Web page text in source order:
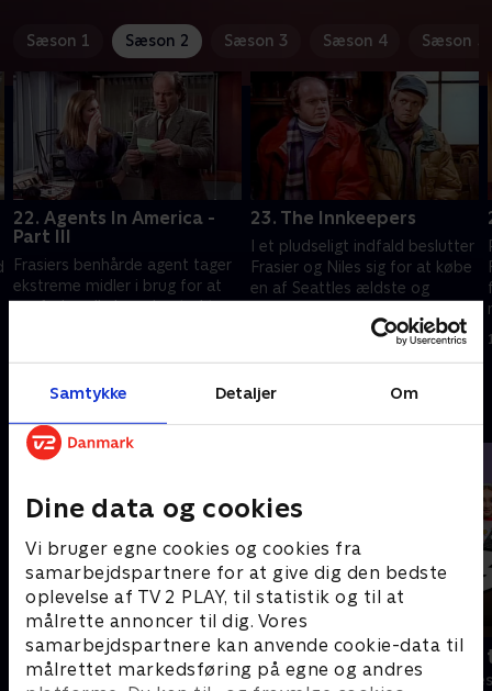
Samtykke Detaljer Om
Dine data og cookies
Vi bruger egne cookies og cookies fra
samarbejdspartnere for at give dig den bedste
oplevelse af TV 2 PLAY, til statistik og til at
målrette annoncer til dig. Vores
samarbejdspartnere kan anvende cookie-data til
målrettet markedsføring på egne og andres
Sæson 1 Sæson 2 Sæson 3 Sæson 4 Sæson 5
22. Agents In America -
Part III
Frasiers benhårde agent tager
ekstreme midler i brug for at
genforhandle hans kontrakt
23. The Innkeepers
I et pludseligt indfald beslutter
Frasier og Niles sig for at købe
en af Seattles ældste og
Robssons (dansk tale)
Komedie • 1 sæsoner
Bert (dansk
Komedie • 1